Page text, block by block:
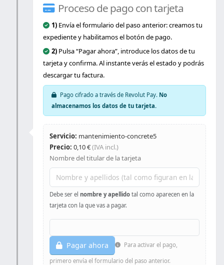
Proceso de pago con tarjeta
1)Envía el formulario del paso anterior: creamos tu
expediente y habilitamos el botón de pago.
2)Pulsa “Pagar ahora”, introduce los datos de tu
tarjeta y confirma. Al instante verás el estado y podrás
descargar tu factura.
Pago cifrado a través de Revolut Pay.
almacenamos los datos de tu tarjeta.
Servicio: mantenimiento-concrete5
Precio:0,10 €(IVA incl.)
Nombre del titular de la tarjeta
Debe ser elnombre y apellido
Pagar ahora